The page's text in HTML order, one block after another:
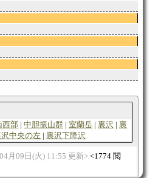
西部 中胆振山群 室蘭岳 裏沢
裏
沢中央の左 裏沢下降沢
月09日(火) 11:55 更新
1774 閲